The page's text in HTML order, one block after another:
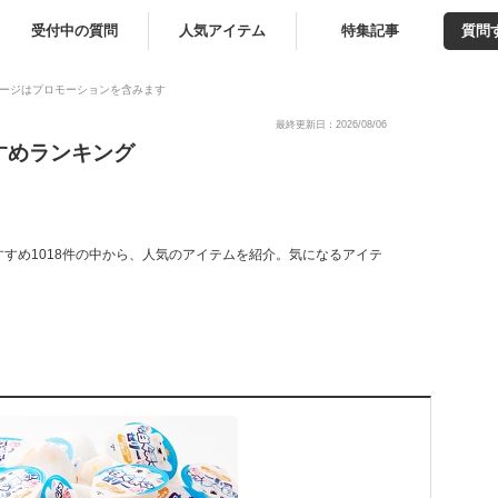
受付中の質問 人気アイテム 特集記事 質問
ジはプロモーションを含みます
最終更新日：2026/08/06
めランキング
め1018件の中から、人気のアイテムを紹介。気になるアイテ